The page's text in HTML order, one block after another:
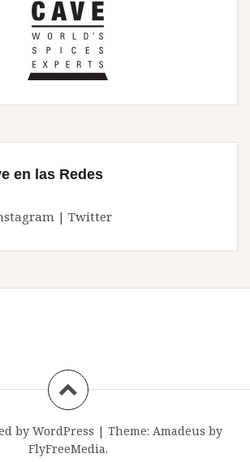
en las Redes
| Twitter
by WordPress | Theme: Amadeus by
FlyFreeMedia.